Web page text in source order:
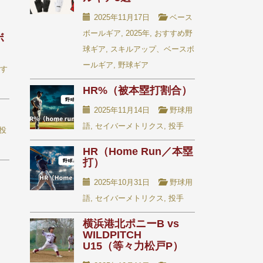
2025年11月17日
ベース
ボールギア, 2025年, おすすめ野
球ギア, スキルアップ、ベースボ
ールギア, 野球ギア
HR%（被本塁打割合）
2025年11月14日
野球用
語, セイバーメトリクス, 投手
HR（Home Run／本塁
打）
2025年10月31日
野球用
語, セイバーメトリクス, 投手
横浜港北ポニーB vs
WILDPITCH
U15（等々力松戸P）